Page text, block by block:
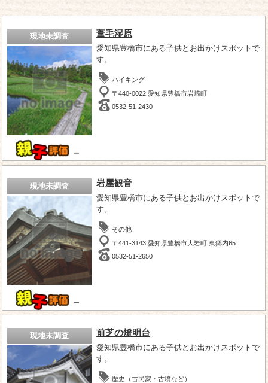
現地未調査
－
葦毛湿原
愛知県豊橋市にある子供とお出かけスポットで
す。
ハイキング
〒440-0022 愛知県豊橋市岩崎町
0532-51-2430
現地未調査
－
岩屋観音
愛知県豊橋市にある子供とお出かけスポットで
す。
その他
〒441-3143 愛知県豊橋市大岩町 東郷内65
0532-51-2650
現地未調査 前芝の燈明台
愛知県豊橋市にある子供とお出かけスポットで
す。
歴史（古民家・古墳など）